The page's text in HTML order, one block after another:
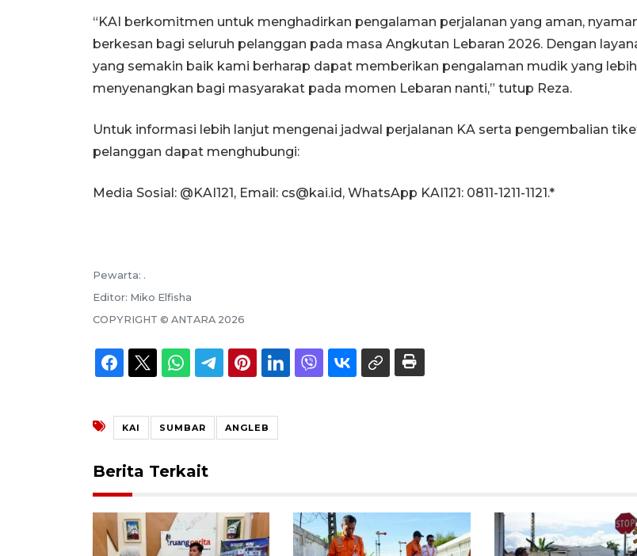
“KAI berkomitmen untuk menghadirkan pengalaman perjalanan yang aman,
berkesan bagi seluruh pelanggan pada masa Angkutan Lebaran 2026. Dengan
yang semakin baik kami berharap dapat memberikan pengalaman mudik yang lebih
menyenangkan bagi masyarakat pada momen Lebaran nanti,” tutup Reza.
Untuk informasi lebih lanjut mengenai jadwal perjalanan KA serta pengembalian
pelanggan dapat menghubungi:
Media Sosial: @KAI121, Email: cs@kai.id, WhatsApp KAI121: 0811-1211-1121.*
Pewarta: .
Editor: Miko Elfisha
COPYRIGHT © ANTARA 2026
KAI SUMBAR ANGLEB
Berita Terkait